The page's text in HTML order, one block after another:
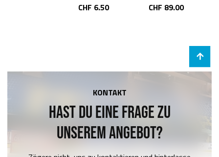
CHF 6.50
CHF 89.00
KONTAKT
HAST DU EINE FRAGE ZU
UNSEREM ANGEBOT?